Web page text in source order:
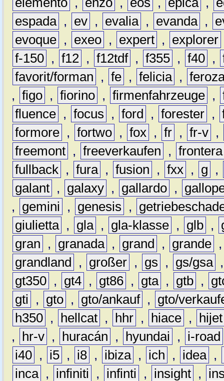
espada , ev , evalia , evanda ,
evoque , exeo , expert , explorer
f-150 , f12 , f12tdf , f355 , f40 ,
favorit/forman
, fe , felicia ,
, figo , fiorino , firmenfahrzeuge ,
fluence , focus , ford , forester ,
formore , fortwo , fox , fr , fr-v ,
freemont , freeverkaufen , frontera
fullback , fura , fusion , fxx , g
,
galant , galaxy , gallardo ,
,
gemini , genesis ,
giulietta , gla , gla-klasse , glb ,
gran
, granada , grand , grande
grandland
, großer , gs , gs/gsa
gt350 , gt4 , gt86 , gta , gtb ,
gti
, gto , gto/ankauf ,
gto/
h350 , hellcat , hhr , hiace ,
hijet
,
hr-v , huracán , hyundai ,
i-road
i40 , i5 , i8 , ibiza , ich , idea ,
inca , infiniti , infinti , insight ,